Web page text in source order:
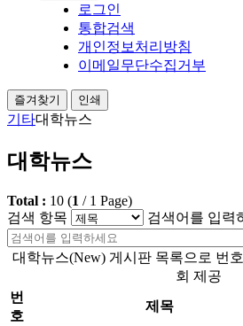
로그인
통합검색
개인정보처리방침
이메일무단수집거부
즐겨찾기 인쇄
기타대학뉴스
대학뉴스
Total : 10 (1 / 1 Page)
검색 항목
검색어를 입력
대학뉴스(New) 게시판 목록으로 번
회 제공
번
호
제목